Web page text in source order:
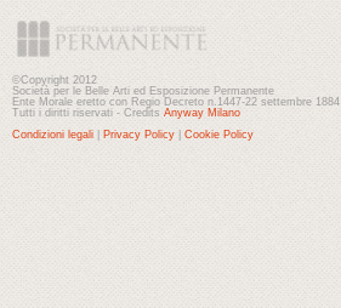
©Copyright 2012
Società per le Belle Arti ed Esposizione Permanente
Ente Morale eretto con Regio Decreto n.1447-22 settembre 1884
Tutti i diritti riservati - Credits Anyway Milano
Condizioni legali
Privacy Policy Cookie Policy